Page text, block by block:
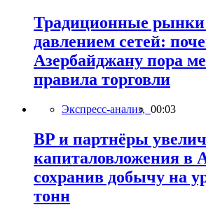
Традиционные рынки
давлением сетей:
Азербайджану пора
правила торговли
Экспресс-анализ, 00:03
BP и партнёры
капиталовложения в
сохранив добычу на
тонн